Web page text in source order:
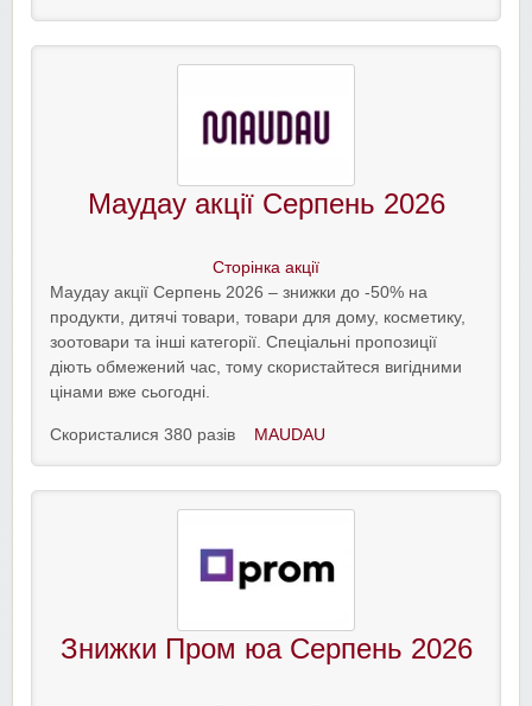
Маудау акції Серпень 2026
Сторінка акції
Маудау акції Серпень 2026 – знижки до -50% на
продукти, дитячі товари, товари для дому, косметику,
зоотовари та інші категорії. Спеціальні пропозиції
діють обмежений час, тому скористайтеся вигідними
цінами вже сьогодні.
Скористалися 380 разів MAUDAU
Знижки Пром юа Серпень 2026